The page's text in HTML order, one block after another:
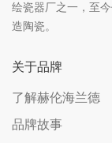
绘瓷器厂之一，至
造陶瓷。
关于品牌
了解赫伦海兰德
品牌故事